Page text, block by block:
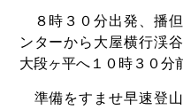
８時３０分出発、播
ンターから大屋横行渓
大段ヶ平へ１０時３０分
準備をすませ早速登